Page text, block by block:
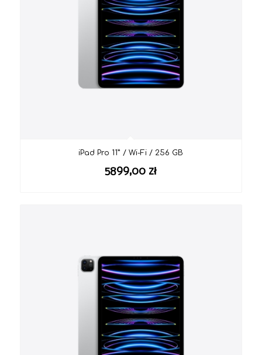
iPad Pro 11” / Wi-Fi / 256 GB
5899,00 zł